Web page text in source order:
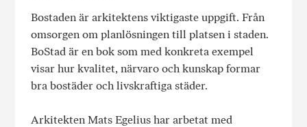
Bostaden är arkitektens viktigaste uppgift. Från
omsorgen om planlösningen till platsen i staden.
BoStad är en bok som med konkreta exempel
visar hur kvalitet, närvaro och kunskap formar
bra bostäder och livskraftiga städer.
Arkitekten Mats Egelius har arbetat med